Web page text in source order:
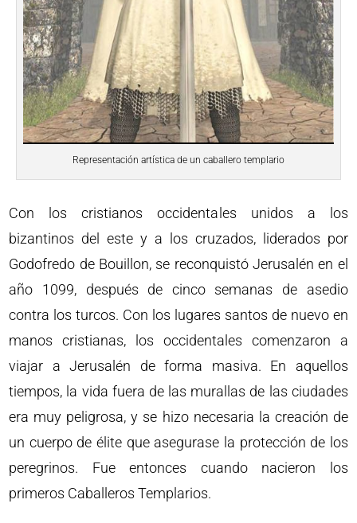
Representación artística de un caballero templario
Con los cristianos occidentales unidos a los
bizantinos del este y a los cruzados, liderados por
Godofredo de Bouillon, se reconquistó Jerusalén en el
año 1099, después de cinco semanas de asedio
contra los turcos. Con los lugares santos de nuevo en
manos cristianas, los occidentales comenzaron a
viajar a Jerusalén de forma masiva. En aquellos
tiempos, la vida fuera de las murallas de las ciudades
era muy peligrosa, y se hizo necesaria la creación de
un cuerpo de élite que asegurase la protección de los
peregrinos. Fue entonces cuando nacieron los
primeros Caballeros Templarios.